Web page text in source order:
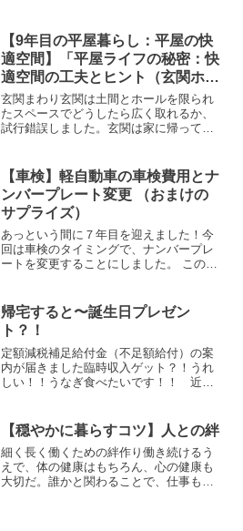
便がよかったので必要性がありませんで
した。46歳になっ...
【9年目の平屋暮らし：平屋の快
適空間】「平屋ライフの秘密：快
適空間の工夫とヒント（玄関ホー
ルと洗面、トイレ「エコカラッ
ト」）」
玄関まわり玄関は土間とホールを限られ
たスペースでどうしたら広く取れるか、
試行錯誤しました。玄関は家に帰ってき
広さのイメージをするために床にバスタ
オルを敷いてみたり、後悔...
【車検】軽自動車の車検費用とナ
ンバープレート変更 （おまけの
サプライズ）
あっという間に７年目を迎えました！今
回は車検のタイミングで、ナンバープレ
ートを変更することにしました。 この車
ですが、とても気に入っていて、まだま
だ乗りかえる予定はあ...
帰宅すると〜誕生日プレゼン
ト？！
定額減税補足給付金（不足額給付）の案
内が届きました臨時収入ゲット？！うれ
しい！！うなぎ食べたいです！！ 近日
てありました。オンラインだと早く振り
込まれるそうです。定額...
【穏やかに暮らすコツ】人との絆
細く長く働くための絆作り働き続けるう
えで、体の健康はもちろん、心の健康も
大切だ。誰かと関わることで、仕事も人